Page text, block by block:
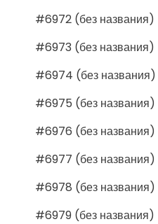
#6972 (без названия)
#6973 (без названия)
#6974 (без названия)
#6975 (без названия)
#6976 (без названия)
#6977 (без названия)
#6978 (без названия)
#6979 (без названия)